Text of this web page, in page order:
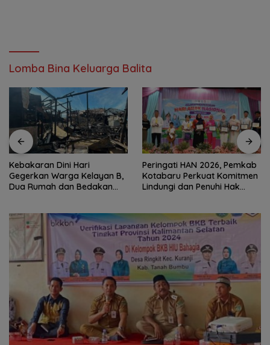
Lomba Bina Keluarga Balita
Kebakaran Dini Hari
Gegerkan Warga Kelayan B,
Dua Rumah dan Bedakan
Peringati HAN 2026, Pemkab
Kotabaru Perkuat Komitmen
Lindungi dan Penuhi Hak